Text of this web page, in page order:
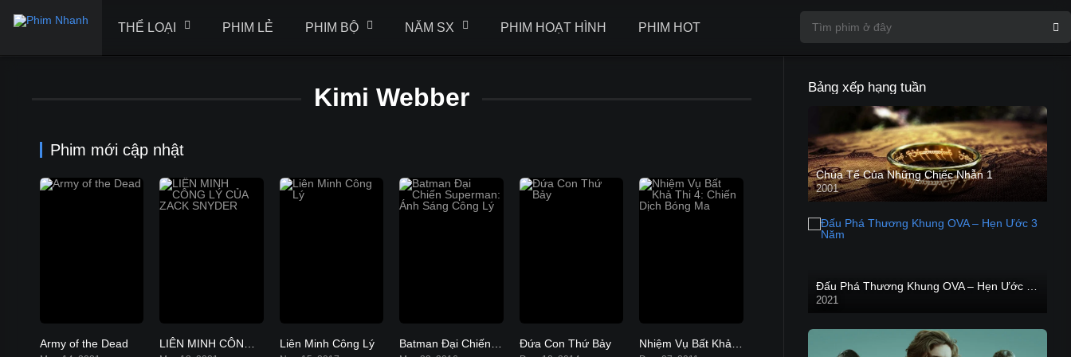
THỂ LOẠI PHIM LẺ PHIM BỘ NĂM SX PHIM HOẠT HÌNH PHIM HOT
Kimi Webber
Phim mới cập nhật
5.8
Army of the Dead 8.1 6.1
Liên Minh Công Lý 6.4 5.5
Đứa Con Thứ Bảy 7.4
Bảng xếp hạng tuần
Chúa Tể Của Những Chiếc Nhẫn 1
2001
2021